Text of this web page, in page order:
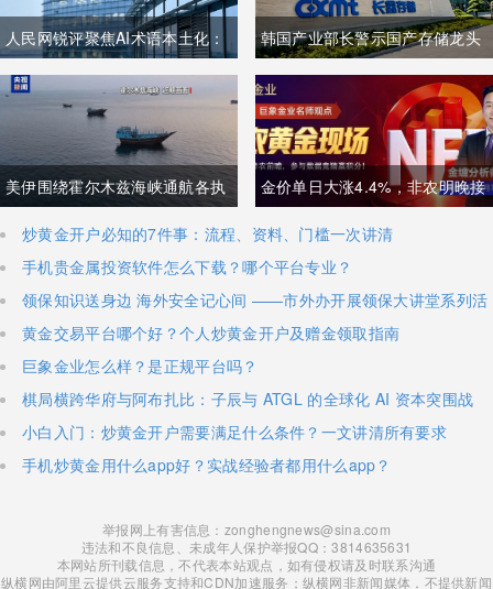
人民网锐评聚焦AI术语本土化：
夯实中文科技话语体系关乎全球
科技话语权争夺
韩国产业部长警示国产存储龙头
面临追赶压力，忌惮国内大举布
局半导体，呼吁加码本土资本投
入避免优势流失
美伊围绕霍尔木兹海峡通航各执
一词，美方称临时协议即将落
地，伊朗坚称仅与阿曼双边磋
商、通航恢复取决于美方态度
金价单日大涨4.4%，非农明晚接
棒丨黄金后市如何？
炒黄金开户必知的7件事：流程、资料、门槛一次讲清
手机贵金属投资软件怎么下载？哪个平台专业？
领保知识送身边 海外安全记心间 ——市外办开展领保大讲堂系列活
黄金交易平台哪个好？个人炒黄金开户及赠金领取指南
巨象金业怎么样？是正规平台吗？
棋局横跨华府与阿布扎比：子辰与 ATGL 的全球化 AI 资本突围战
小白入门：炒黄金开户需要满足什么条件？一文讲清所有要求
手机炒黄金用什么app好？实战经验者都用什么app？
举报网上有害信息：zonghengnews@sina.com
违法和不良信息、未成年人保护举报QQ：3814635631
本网站所刊载信息，不代表本站观点，如有侵权请及时联系沟通
纵横网由阿里云提供云服务支持和CDN加速服务；纵横网非新闻媒体，不提供新闻